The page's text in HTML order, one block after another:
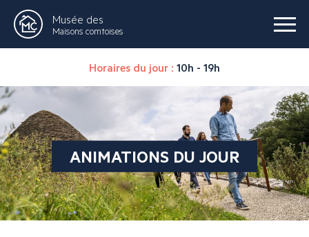
Musée des
Maisons comtoises
Horaires du jour : 10h - 19h
ANIMATIONS DU JOUR